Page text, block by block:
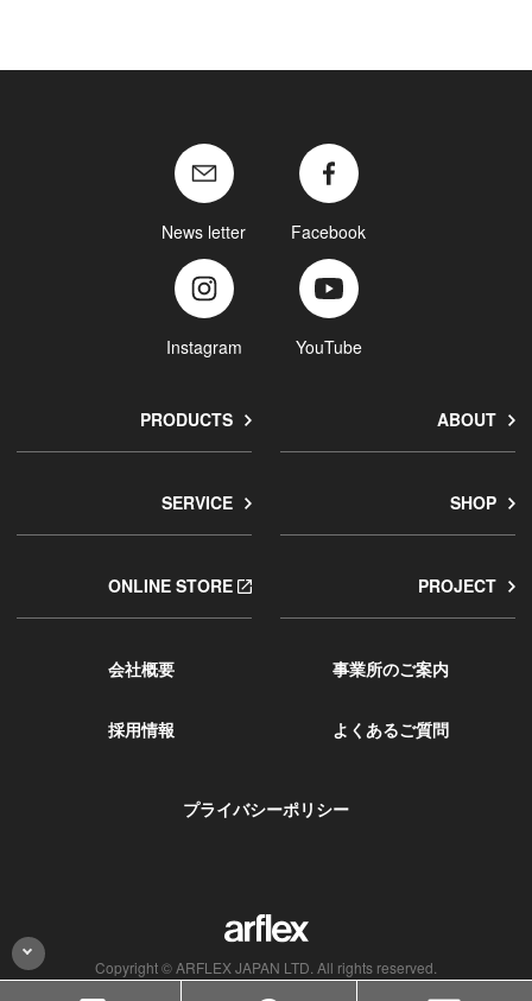
News letter Facebook
Instagram YouTube
PRODUCTS ABOUT
SERVICE SHOP
ONLINE STORE PROJECT
会社概要 事業所のご案内
採用情報 よくあるご質問
プライバシーポリシー
Copyright © ARFLEX JAPAN LTD. All rights reserved.